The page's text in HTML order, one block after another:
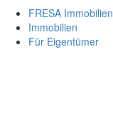
FRESA Immobilien
Immobilien
Für Eigentümer